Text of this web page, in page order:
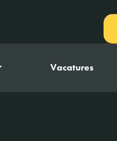
Vacatures